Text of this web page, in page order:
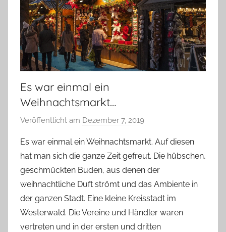
Es war einmal ein
Weihnachtsmarkt…
Veröffentlicht am Dezember 7, 2019
n
Y
v
o
n
n
e
Es war einmal ein Weihnachtsmarkt. Auf diesen
hat man sich die ganze Zeit gefreut. Die hübschen,
geschmückten Buden, aus denen der
weihnachtliche Duft strömt und das Ambiente in
der ganzen Stadt. Eine kleine Kreisstadt im
Westerwald. Die Vereine und Händler waren
vertreten und in der ersten und dritten